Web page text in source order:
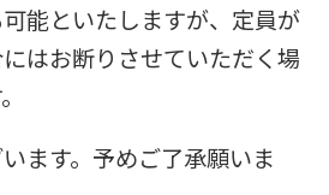
能といたしますが、定員が
はお断りさせていただく場
ます。予めご了承願いま